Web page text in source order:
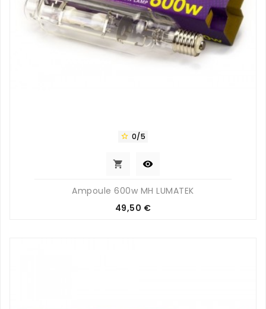
 0/5
 
Ampoule 600w MH LUMATEK
Prix
49,50 €